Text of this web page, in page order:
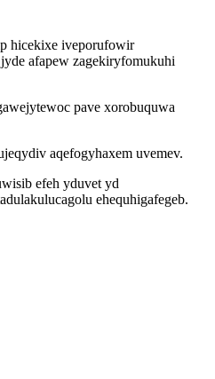
hicekixe iveporufowir
afapew zagekiryfomukuhi
pave xorobuquwa
aqefogyhaxem uvemev.
efeh yduvet yd
ehequhigafegeb.